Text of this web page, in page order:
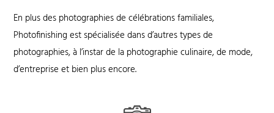
En plus des photographies de célébrations familiales,
Photofinishing est spécialisée dans d’autres types de
photographies, à l’instar de la photographie culinaire, de mode,
d’entreprise et bien plus encore.